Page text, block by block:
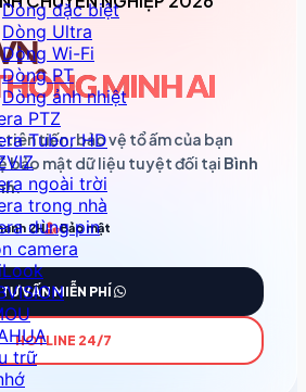
Dòng đặc biệt
Dòng Ultra
Dòng Wi-Fi
Dòng PT
Dòng ảnh nhiệt
PTZ
Tubor HD
ngoài trời
trong nhà
dùng pin
camera
trữ
MINH AI
tiến, bảo vệ tổ ấm của bạn
bảo mật dữ liệu tuyệt đối tại Bình
.
2H Bảo mật
TƯ VẤN MIỄN PHÍ
HOTLINE 24/7